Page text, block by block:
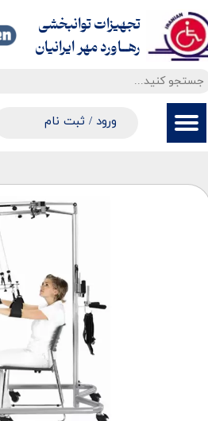
ورود / ثبت نام
حساب کاربری من
سفارشات
خروج از حساب کاربری
تجهیزات توانبخشی
​​​​​​​رهــاورد مهر ایرانیان